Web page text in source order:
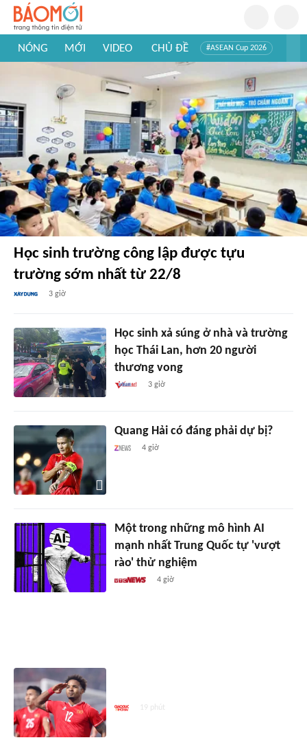
NÓNG MỚI VIDEO CHỦ ĐỀ #ASEAN Cup 2026
#Khám phá thế giới
Học sinh trường công lập được tựu
trường sớm nhất từ 22/8
3 giờ
Học sinh xả súng ở nhà và trường
học Thái Lan, hơn 20 người
thương vong
3 giờ
Quang Hải có đáng phải dự bị?
4 giờ
Một trong những mô hình AI
mạnh nhất Trung Quốc tự 'vượt
rào' thử nghiệm
4 giờ
19 phút